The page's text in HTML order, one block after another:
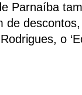
Parnaíba
de
o